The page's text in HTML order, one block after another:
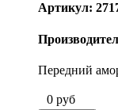
Артикул:
Передний
0 руб